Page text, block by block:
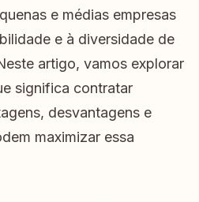
e médias empresas
e à diversidade de
artigo, vamos explorar
significa contratar
desvantagens e
maximizar essa